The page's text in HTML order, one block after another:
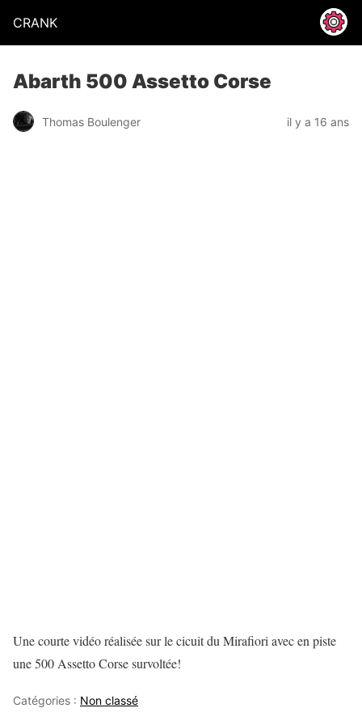
CRANK
Abarth 500 Assetto Corse
Thomas Boulenger il y a 16 ans
Une courte vidéo réalisée sur le cicuit du Mirafiori avec en piste
une 500 Assetto Corse survoltée!
Catégories : Non classé